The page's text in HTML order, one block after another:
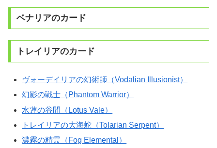
ベナリアのカード
トレイリアのカード
ヴォーデイリアの幻術師（Vodalian Illusionist）
幻影の戦士（Phantom Warrior）
水蓮の谷間（Lotus Vale）
トレイリアの大海蛇（Tolarian Serpent）
濃霧の精霊（Fog Elemental）